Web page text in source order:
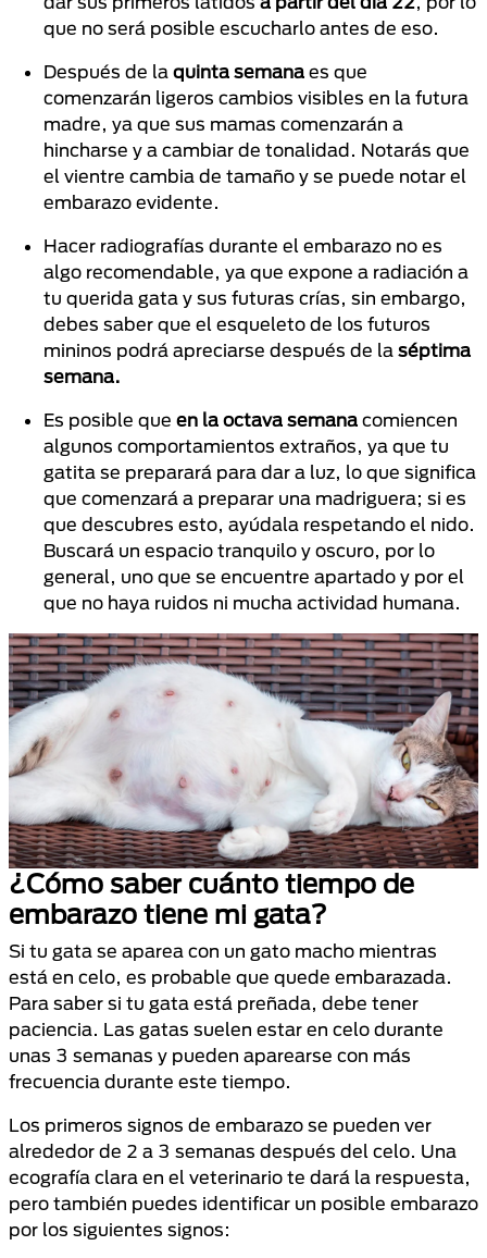
que no será posible escucharlo antes de eso.
Después de la quinta semana es que
comenzarán ligeros cambios visibles en la futura
madre, ya que sus mamas comenzarán a
hincharse y a cambiar de tonalidad. Notarás que
el vientre cambia de tamaño y se puede notar el
embarazo evidente.
Hacer radiografías durante el embarazo no es
algo recomendable, ya que expone a radiación a
tu querida gata y sus futuras crías, sin embargo,
debes saber que el esqueleto de los futuros
mininos podrá apreciarse después de la séptima
semana.
Es posible que en la octava semana comiencen
algunos comportamientos extraños, ya que tu
gatita se preparará para dar a luz, lo que significa
que comenzará a preparar una madriguera; si es
que descubres esto, ayúdala respetando el nido.
Buscará un espacio tranquilo y oscuro, por lo
general, uno que se encuentre apartado y por el
que no haya ruidos ni mucha actividad humana.
¿Cómo saber cuánto tiempo de
embarazo tiene mi gata?
Si tu gata se aparea con un gato macho mientras
está en celo, es probable que quede embarazada.
Para saber si tu gata está preñada, debe tener
paciencia. Las gatas suelen estar en celo durante
unas 3 semanas y pueden aparearse con más
frecuencia durante este tiempo.
Los primeros signos de embarazo se pueden ver
alrededor de 2 a 3 semanas después del celo. Una
ecografía clara en el veterinario te dará la respuesta,
pero también puedes identificar un posible embarazo
por los siguientes signos: